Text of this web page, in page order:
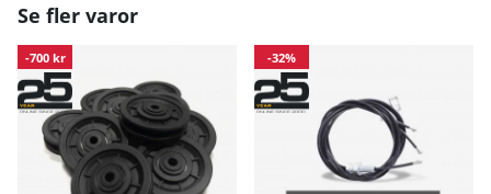
Se fler varor
-700 kr -32%